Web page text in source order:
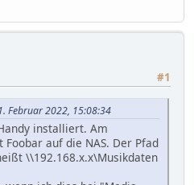
#1
Februar 2022, 15:08:34
installiert. Am
auf die NAS. Der Pfad
\\192.168.x.x\Musikdaten